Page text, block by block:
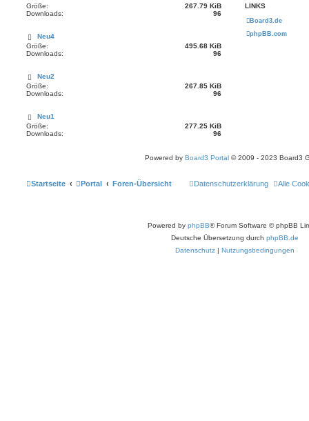
Größe:
267.79 KiB
Downloads:
96
Neu4
Größe:
495.68 KiB
Downloads:
96
Neu2
Größe:
267.85 KiB
Downloads:
96
Neu1
Größe:
277.25 KiB
Downloads:
96
LINKS
Board3.de
phpBB.com
Powered by Board3 Portal © 2009 - 2023 Board3
Startseite Portal Foren-Übersicht Alle
Datenschutzerklärung
Powered by phpBB® Forum Software © phpBB
Deutsche Übersetzung durch phpBB.de
Datenschutz | Nutzungsbedingungen